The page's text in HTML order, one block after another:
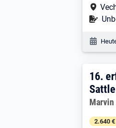
16.
16.
2.640